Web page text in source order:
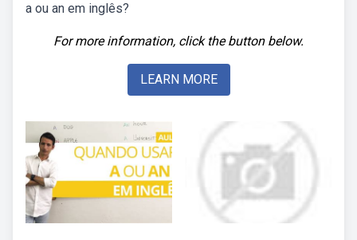
a ou an em inglês?
For more information, click the button below.
LEARN MORE